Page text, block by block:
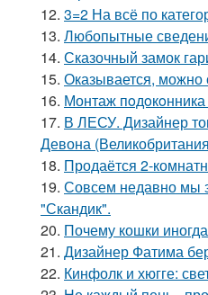
12. 3=2 На всё по
13. Любопытные
14. Сказочный замок
15. Оказывается, можно
16. Монтаж
17. В ЛЕСУ. Дизайнер
Девона
18. Продаётся 2-
19. Совсем недавно мы
"Скандик".
20. Почему кошки
21. Дизайнер Фатима
22. Кинфолк и хюгге: